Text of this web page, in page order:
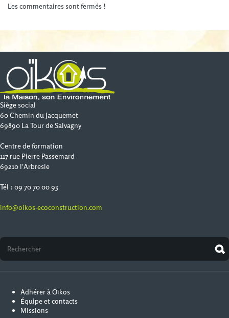
Les commentaires sont fermés !
Siège social
60 Chemin du Jacquemet
69890 La Tour de Salvagny
Centre de formation
117 rue Pierre Passemard
69210 l'Arbresle
Tél : 09 70 70 00 93
info@oikos-ecoconstruction.com
Adhérer à Oïkos
Équipe et contacts
Missions